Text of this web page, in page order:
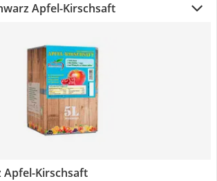
Apfel-Kirschsaft
Apfel-Kirschsaft